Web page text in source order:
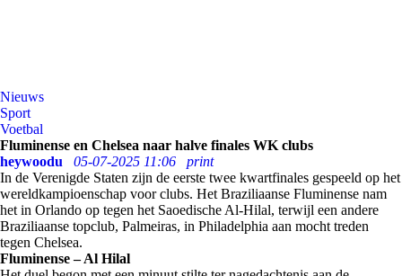
Nieuws
Sport
Voetbal
Fluminense en Chelsea naar halve finales WK clubs
heywoodu
05-07-2025 11:06
print
In de Verenigde Staten zijn de eerste twee kwartfinales gespeeld op het
wereldkampioenschap voor clubs. Het Braziliaanse Fluminense nam
het in Orlando op tegen het Saoedische Al-Hilal, terwijl een andere
Braziliaanse topclub, Palmeiras, in Philadelphia aan mocht treden
tegen Chelsea.
Fluminense – Al Hilal